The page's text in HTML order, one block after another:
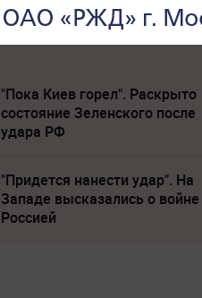
"Пока Киев горел". Раскрыто
состояние Зеленского после
удара РФ
"Придется нанести удар". На
Западе высказались о войне
Россией